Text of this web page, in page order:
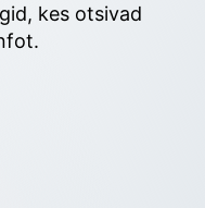
kes otsivad